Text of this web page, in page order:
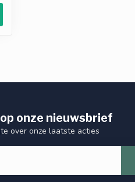
onze nieuwsbrief
over onze laatste acties